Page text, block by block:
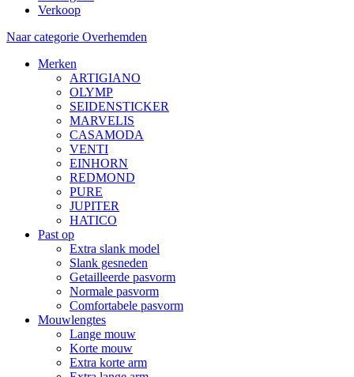
Verkoop
Naar categorie Overhemden
Merken
ARTIGIANO
OLYMP
SEIDENSTICKER
MARVELIS
CASAMODA
VENTI
EINHORN
REDMOND
PURE
JUPITER
HATICO
Past op
Extra slank model
Slank gesneden
Getailleerde pasvorm
Normale pasvorm
Comfortabele pasvorm
Mouwlengtes
Lange mouw
Korte mouw
Extra korte arm